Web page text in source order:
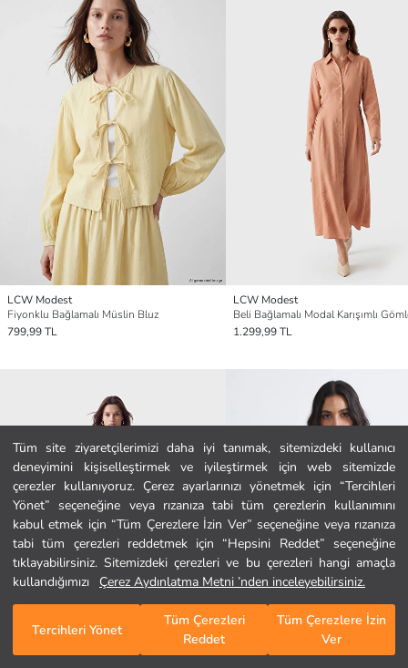
Tüm site ziyaretçilerimizi daha iyi tanımak, sitemizdeki kullanıcı
deneyimini kişiselleştirmek ve iyileştirmek için web sitemizde
çerezler kullanıyoruz. Çerez ayarlarınızı yönetmek için “Tercihleri
Yönet” seçeneğine veya rızanıza tabi tüm çerezlerin kullanımını
kabul etmek için “Tüm Çerezlere İzin Ver” seçeneğine veya rızanıza
tabi tüm çerezleri reddetmek için “Hepsini Reddet” seçeneğine
tıklayabilirsiniz. Sitemizdeki çerezleri ve bu çerezleri hangi amaçla
kullandığımızı
Çerez Aydınlatma Metni ’nden inceleyebilirsiniz.
Tercihleri Yönet
Tüm Çerezleri
Reddet
Tüm Çerezlere İzin
Ver
Ana Sayfa
Kategoriler
Sepetim
LCW Modest
Fiyonklu Bağlamalı Müslin Bluz
799,99 TL
LCW Modest
1.299,99 TL
1 4752